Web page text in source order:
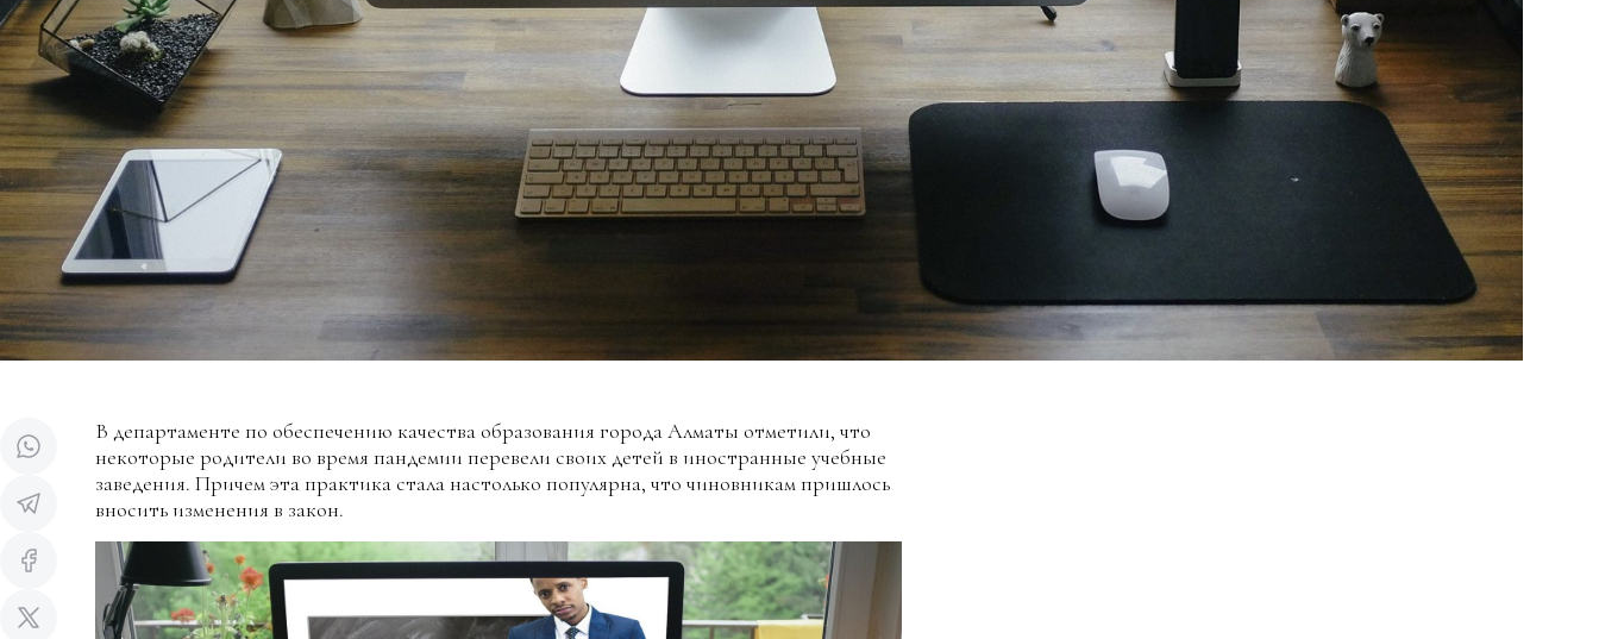
В департаменте по обеспечению качества образования города Алматы отметили, что
некоторые родители во время пандемии перевели своих детей в иностранные учебные
заведения. Причем эта практика стала настолько популярна, что чиновникам пришлось
вносить изменения в закон.